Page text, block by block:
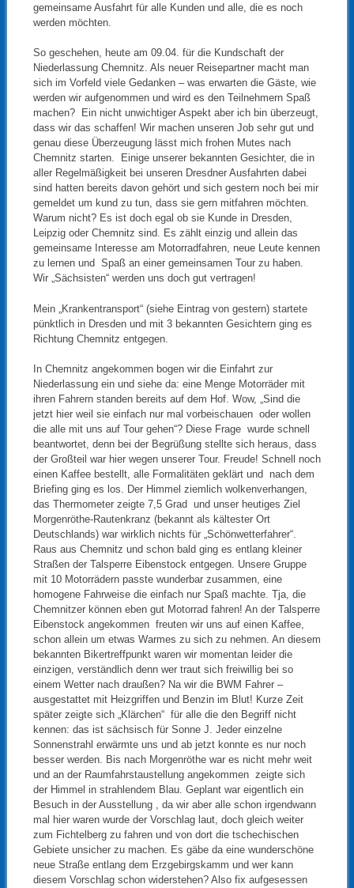
gemeinsame Ausfahrt für alle Kunden und alle, die es noch
werden möchten.
So geschehen, heute am 09.04. für die Kundschaft der
Niederlassung Chemnitz. Als neuer Reisepartner macht man
sich im Vorfeld viele Gedanken – was erwarten die Gäste, wie
werden wir aufgenommen und wird es den Teilnehmern Spaß
machen? Ein nicht unwichtiger Aspekt aber ich bin überzeugt,
dass wir das schaffen! Wir machen unseren Job sehr gut und
genau diese Überzeugung lässt mich frohen Mutes nach
Chemnitz starten. Einige unserer bekannten Gesichter, die in
aller Regelmäßigkeit bei unseren Dresdner Ausfahrten dabei
sind hatten bereits davon gehört und sich gestern noch bei mir
gemeldet um kund zu tun, dass sie gern mitfahren möchten.
Warum nicht? Es ist doch egal ob sie Kunde in Dresden,
Leipzig oder Chemnitz sind. Es zählt einzig und allein das
gemeinsame Interesse am Motorradfahren, neue Leute kennen
zu lernen und Spaß an einer gemeinsamen Tour zu haben.
Wir „Sächsisten“ werden uns doch gut vertragen!
Mein „Krankentransport“ (siehe Eintrag von gestern) startete
pünktlich in Dresden und mit 3 bekannten Gesichtern ging es
Richtung Chemnitz entgegen.
In Chemnitz angekommen bogen wir die Einfahrt zur
Niederlassung ein und siehe da: eine Menge Motorräder mit
ihren Fahrern standen bereits auf dem Hof. Wow, „Sind die
jetzt hier weil sie einfach nur mal vorbeischauen oder wollen
die alle mit uns auf Tour gehen“? Diese Frage wurde schnell
beantwortet, denn bei der Begrüßung stellte sich heraus, dass
der Großteil war hier wegen unserer Tour. Freude! Schnell noch
einen Kaffee bestellt, alle Formalitäten geklärt und nach dem
Briefing ging es los. Der Himmel ziemlich wolkenverhangen,
das Thermometer zeigte 7,5 Grad und unser heutiges Ziel
Morgenröthe-Rautenkranz (bekannt als kältester Ort
Deutschlands) war wirklich nichts für „Schönwetterfahrer“.
Raus aus Chemnitz und schon bald ging es entlang kleiner
Straßen der Talsperre Eibenstock entgegen. Unsere Gruppe
mit 10 Motorrädern passte wunderbar zusammen, eine
homogene Fahrweise die einfach nur Spaß machte. Tja, die
Chemnitzer können eben gut Motorrad fahren! An der Talsperre
Eibenstock angekommen freuten wir uns auf einen Kaffee,
schon allein um etwas Warmes zu sich zu nehmen. An diesem
bekannten Bikertreffpunkt waren wir momentan leider die
einzigen, verständlich denn wer traut sich freiwillig bei so
einem Wetter nach draußen? Na wir die BWM Fahrer –
ausgestattet mit Heizgriffen und Benzin im Blut! Kurze Zeit
später zeigte sich „Klärchen“ für alle die den Begriff nicht
kennen: das ist sächsisch für Sonne J. Jeder einzelne
Sonnenstrahl erwärmte uns und ab jetzt konnte es nur noch
besser werden. Bis nach Morgenröthe war es nicht mehr weit
und an der Raumfahrstaustellung angekommen zeigte sich
der Himmel in strahlendem Blau. Geplant war eigentlich ein
Besuch in der Ausstellung , da wir aber alle schon irgendwann
mal hier waren wurde der Vorschlag laut, doch gleich weiter
zum Fichtelberg zu fahren und von dort die tschechischen
Gebiete unsicher zu machen. Es gäbe da eine wunderschöne
neue Straße entlang dem Erzgebirgskamm und wer kann
diesem Vorschlag schon widerstehen? Also fix aufgesessen